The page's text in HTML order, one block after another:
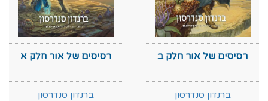
רסיסים של אור חלק ב
ברנדון סנדרסון
רסיסים של אור חלק א
ברנדון סנדרסון